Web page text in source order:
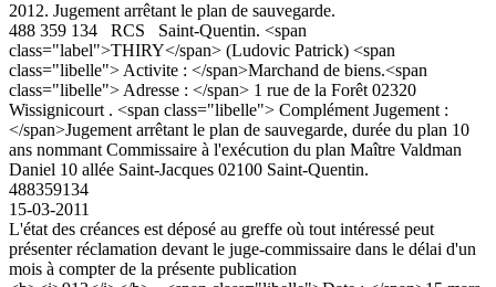
2012. Jugement arrêtant le plan de sauvegarde.
488 359 134 RCS Saint-Quentin. <span
class="label">THIRY</span> (Ludovic Patrick) <span
class="libelle"> Activite : </span>Marchand de biens.<span
class="libelle"> Adresse : </span> 1 rue de la Forêt 02320
Wissignicourt . <span class="libelle"> Complément Jugement :
</span>Jugement arrêtant le plan de sauvegarde, durée du plan 10
ans nommant Commissaire à l'exécution du plan Maître Valdman
Daniel 10 allée Saint-Jacques 02100 Saint-Quentin.
488359134
15-03-2011
L'état des créances est déposé au greffe où tout intéressé peut
présenter réclamation devant le juge-commissaire dans le délai d'un
mois à compter de la présente publication